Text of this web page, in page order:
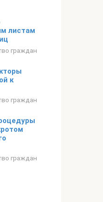
листам
граждан
к
граждан
граждан